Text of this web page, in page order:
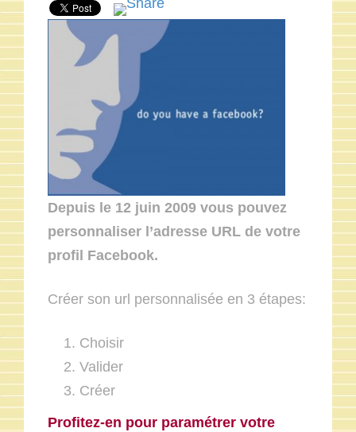
Depuis le 12 juin 2009 vous pouvez
personnaliser l’adresse URL de votre
profil Facebook.
Créer son url personnalisée en 3 étapes:
Choisir
Valider
Créer
Profitez-en pour paramétrer votre